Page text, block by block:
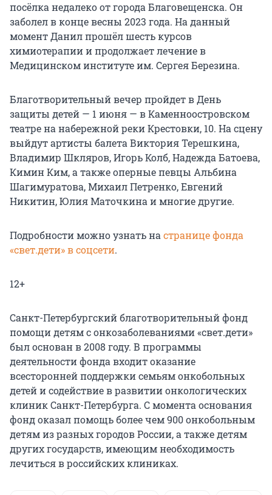
посёлка недалеко от города Благовещенска. Он
заболел в конце весны 2023 года. На данный
момент Данил прошёл шесть курсов
химиотерапии и продолжает лечение в
Медицинском институте им. Сергея Березина.
Благотворительный вечер пройдет в День
защиты детей — 1 июня — в Каменноостровском
театре на набережной реки Крестовки, 10. На сцену
выйдут артисты балета Виктория Терешкина,
Владимир Шкляров, Игорь Колб, Надежда Батоева,
Кимин Ким, а также оперные певцы Альбина
Шагимуратова, Михаил Петренко, Евгений
Никитин, Юлия Маточкина и многие другие.
Подробности можно узнать настранице фонда
«свет.дети» в соцсети.
12+
Санкт-Петербургский благотворительный фонд
помощи детям с онкозаболеваниями «свет.дети»
был основан в 2008 году. В программы
деятельности фонда входит оказание
всесторонней поддержки семьям онкобольных
детей и содействие в развитии онкологических
клиник Санкт-Петербурга. С момента основания
фонд оказал помощь более чем 900 онкобольным
детям из разных городов России, а также детям
других государств, имеющим необходимость
лечиться в российских клиниках.